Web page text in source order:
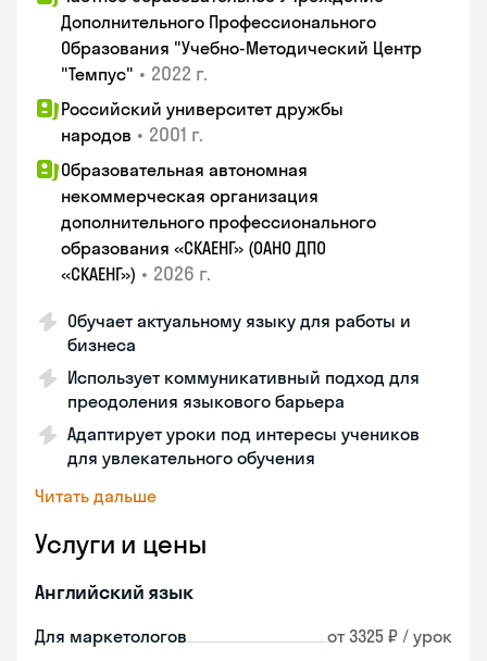
Дополнительного Профессионального
Образования "Учебно-Методический Центр
"Темпус" • 2022 г.
Российский университет дружбы
народов • 2001 г.
Образовательная автономная
некоммерческая организация
дополнительного профессионального
образования «СКАЕНГ» (ОАНО ДПО
«СКАЕНГ») • 2026 г.
Обучает актуальному языку для работы и
бизнеса
Использует коммуникативный подход для
преодоления языкового барьера
Адаптирует уроки под интересы учеников
для увлекательного обучения
Читать дальше
Услуги и цены
Английский язык
Для маркетологов от 3325 ₽ / урок